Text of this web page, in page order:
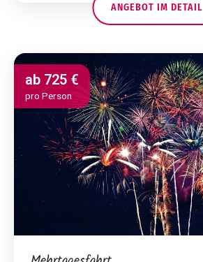
ANGEBOT IM DETAIL
ab 725 €
pro Person